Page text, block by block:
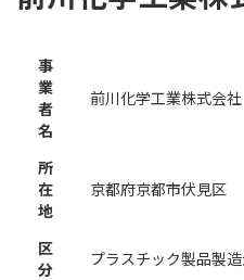
事
業
者
名
前川化学工業株式会社
所
在
地
京都府京都市伏見区
区
分
プラスチック製品製